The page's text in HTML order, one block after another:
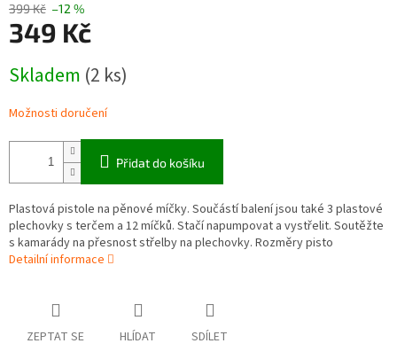
399 Kč –12 %
349 Kč
cena:
Skladem (2 ks)
Možnosti doručení
Přidat do košíku
Plastová pistole na pěnové míčky. Součástí balení jsou také 3 plastové
plechovky s terčem a 12 míčků. Stačí napumpovat a vystřelit. Soutěžte
s kamarády na přesnost střelby na plechovky. Rozměry pisto
Detailní informace
ZEPTAT SE HLÍDAT SDÍLET